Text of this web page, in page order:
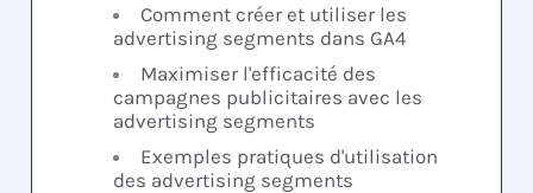
Comment créer et utiliser les
advertising segments dans GA4
Maximiser l'efficacité des
campagnes publicitaires avec les
advertising segments
Exemples pratiques d'utilisation
des advertising segments